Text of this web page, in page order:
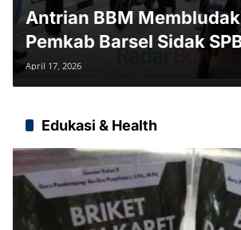
Antrian BBM
Pemkab Barsel Sidak
Evaluasi Distribusi
April 17, 2026
Edukasi & Health